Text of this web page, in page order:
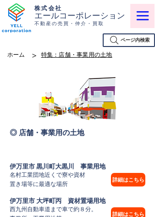
株式会社
エールコーポレーション
不動産の売買・仲介・買取
ページ内検索
ホーム > 特集：店舗・事業用の土地
◎ 店舗・事業用の土地
伊万里市 黒川町大黒川 事業用地
名村工業団地近くで寮や資材
置き場等に最適な場所
詳細はこちら
伊万里市 大坪町丙 資材置場用地
西九州自動車道まで車で約８分。
詳細はこちら